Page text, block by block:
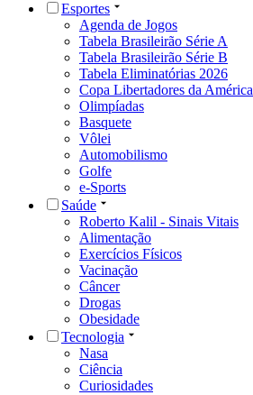
Esportes
Agenda de Jogos
Tabela Brasileirão Série A
Tabela Brasileirão Série B
Tabela Eliminatórias 2026
Copa Libertadores da América
Olimpíadas
Basquete
Vôlei
Automobilismo
Golfe
e-Sports
Saúde
Roberto Kalil - Sinais Vitais
Alimentação
Exercícios Físicos
Vacinação
Câncer
Drogas
Obesidade
Tecnologia
Nasa
Ciência
Curiosidades